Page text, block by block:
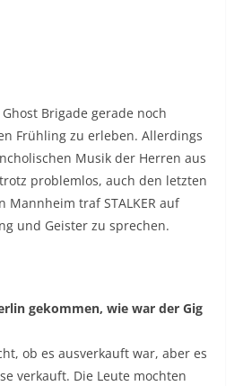
Brigade gerade noch
Frühling zu erleben. Allerdings
Musik der Herren aus
problemlos, auch den letzten
traf STALKER auf
und Geister zu sprechen.
gekommen, wie war der Gig
ob es ausverkauft war, aber es
verkauft. Die Leute mochten